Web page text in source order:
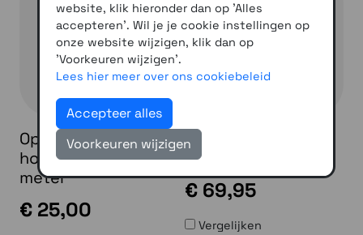
Oplaadkabel Garmin
horloges USB-A 0,5
meter
€ 25,00
Running Dynamics
Pod
€ 69,95
Vergelijken
website, klik hieronder dan op 'Alles
accepteren'. Wil je je cookie instellingen op
onze website wijzigen, klik dan op
'Voorkeuren wijzigen'.
Lees hier meer over ons cookiebeleid
Accepteer alles
Voorkeuren wijzigen